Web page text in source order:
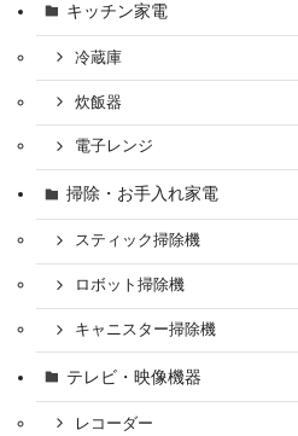
キッチン家電
冷蔵庫
炊飯器
電子レンジ
掃除・お手入れ家電
スティック掃除機
ロボット掃除機
キャニスター掃除機
テレビ・映像機器
レコーダー